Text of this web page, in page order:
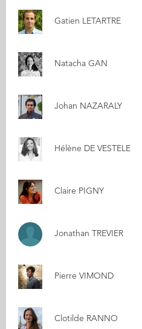
Gatien LETARTRE
Natacha GAN
Johan NAZARALY
Hélène DE VESTELE
Claire PIGNY
Jonathan TREVIER
Pierre VIMOND
Clotilde RANNO